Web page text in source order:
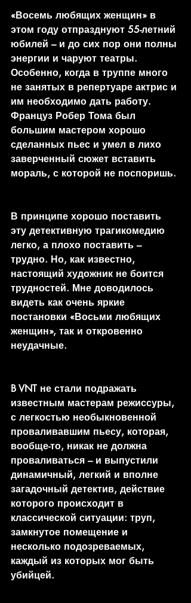
«Восемь любящих женщин» в
этом году отпразднуют 55-летний
юбилей – и до сих пор они полны
энергии и чаруют театры.
Особенно, когда в труппе много
не занятых в репертуаре актрис и
им необходимо дать работу.
Француз Робер Тома был
большим мастером хорошо
сделанных пьес и умел в лихо
заверченный сюжет вставить
мораль, с которой не поспоришь.
В принципе хорошо поставить
эту детективную трагикомедию
легко, а плохо поставить –
трудно. Но, как известно,
настоящий художник не боится
трудностей. Мне доводилось
видеть как очень яркие
постановки «Восьми любящих
женщин», так и откровенно
неудачные.
B VNT не стали подражать
известным мастерам режиссуры,
с легкостью необыкновенной
проваливавшим пьесу, которая,
вообще-то, никак не должна
проваливаться – и выпустили
динамичный, легкий и вполне
загадочный детектив, действие
которого происходит в
классической ситуации: труп,
замкнутое помещение и
несколько подозреваемых,
каждый из которых мог быть
убийцей.